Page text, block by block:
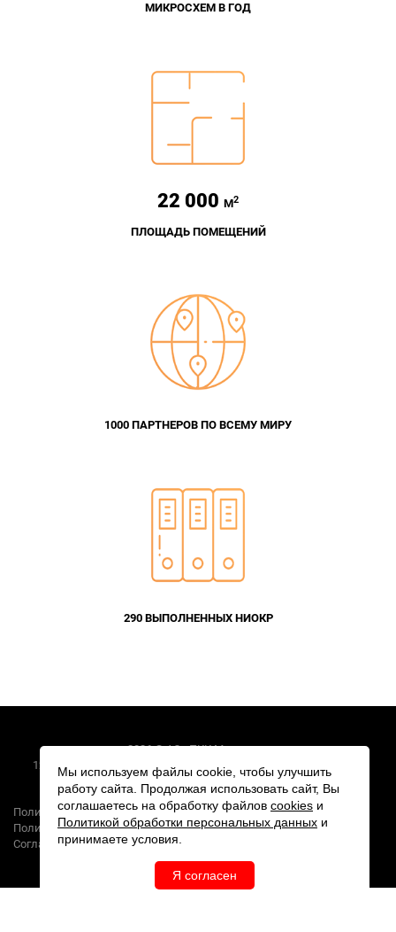
МИКРОСХЕМ В ГОД
22 000 М2
ПЛОЩАДЬ ПОМЕЩЕНИЙ
1000 ПАРТНЕРОВ ПО ВСЕМУ МИРУ
290 ВЫПОЛНЕННЫХ НИОКР
2026 © АО «ПКК Миландр»
124498, г. Москва, Зеленоград, Георгиевский проспект, дом 5
Создание сайта
Политика обработки персональных данных
Политика конфиденциальности
Согласие на обработку персональных данных
Мы используем файлы cookie, чтобы улучшить
работу сайта. Продолжая использовать сайт, Вы
соглашаетесь на обработку файлов cookies и
Политикой обработки персональных данных и
принимаете условия.
Я согласен